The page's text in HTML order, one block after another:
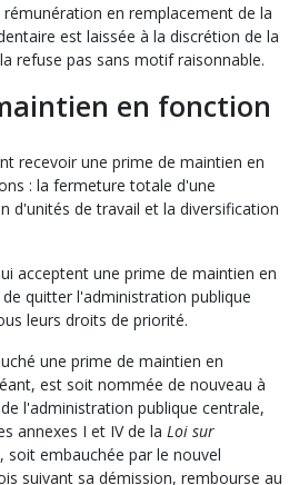
en remplacement de la
est laissée à la discrétion de la
refuse pas sans motif raisonnable.
en fonction
recevoir une prime de maintien en
: la fermeture totale d'une
d'unités de travail et la diversification
acceptent une prime de maintien en
quitter l'administration publique
leurs droits de priorité.
une prime de maintien en
est soit nommée de nouveau à
l'administration publique centrale,
annexes I et IV de la Loi sur
, soit embauchée par le nouvel
suivant sa démission, rembourse au